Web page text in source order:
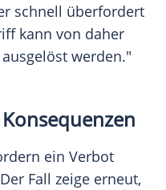
schnell überfordert
kann von daher
werden."
ein Verbot
Fall zeige erneut,